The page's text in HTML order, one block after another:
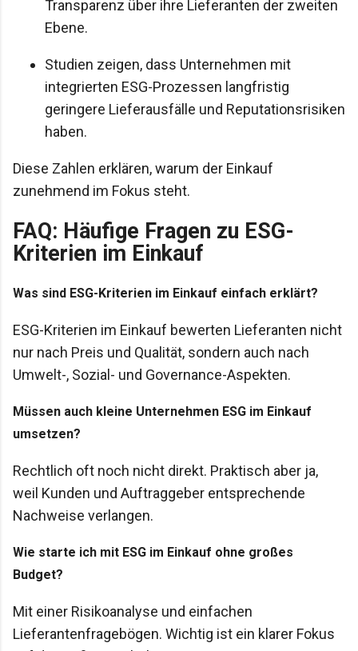
Transparenz über ihre Lieferanten der zweiten
Ebene.
Studien zeigen, dass Unternehmen mit
integrierten ESG-Prozessen langfristig
geringere Lieferausfälle und Reputationsrisiken
haben.
Diese Zahlen erklären, warum der Einkauf
zunehmend im Fokus steht.
FAQ: Häufige Fragen zu ESG-
Kriterien im Einkauf
Was sind ESG-Kriterien im Einkauf einfach erklärt?
ESG-Kriterien im Einkauf bewerten Lieferanten nicht
nur nach Preis und Qualität, sondern auch nach
Umwelt-, Sozial- und Governance-Aspekten.
Müssen auch kleine Unternehmen ESG im Einkauf
umsetzen?
Rechtlich oft noch nicht direkt. Praktisch aber ja,
weil Kunden und Auftraggeber entsprechende
Nachweise verlangen.
Wie starte ich mit ESG im Einkauf ohne großes
Budget?
Mit einer Risikoanalyse und einfachen
Lieferantenfragebögen. Wichtig ist ein klarer Fokus